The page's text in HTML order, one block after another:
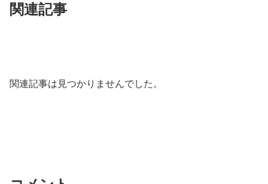
関連記事
関連記事は見つかりませんでした。